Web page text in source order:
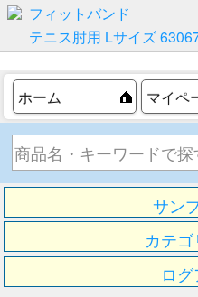
フィットバンド
テニス肘用 Lサイズ
ホーム マイペ
サン
カテ
ロ